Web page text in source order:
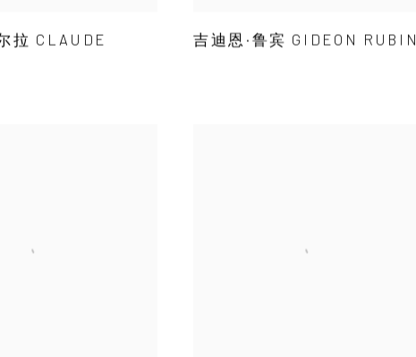
拉 CLAUDE
吉迪恩·鲁宾 GIDEON RUBIN